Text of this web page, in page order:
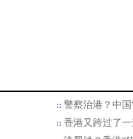
警察治港？中
香港又跨过了